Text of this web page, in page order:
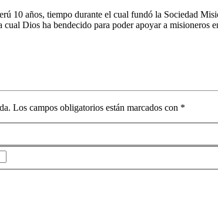
10 años, tiempo durante el cual fundó la Sociedad
Dios ha bendecido para poder apoyar a
Los campos obligatorios están marcados con *